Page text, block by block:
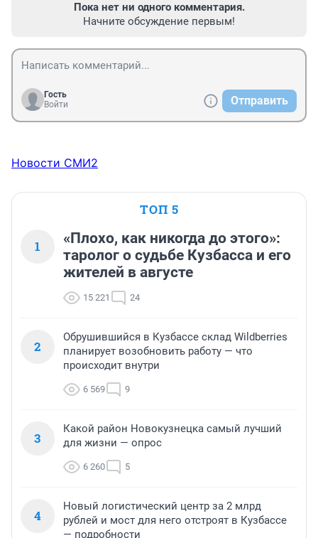
Пока нет ни одного комментария.
Начните обсуждение первым!
Гость
Войти
Отправить
Новости СМИ2
ТОП 5
1
«Плохо, как никогда до этого»:
таролог о судьбе Кузбасса и его
жителей в августе
15 221 24
2
Обрушившийся в Кузбассе склад Wildberries
планирует возобновить работу — что
происходит внутри
6 569 9
3
Какой район Новокузнецка самый лучший
для жизни — опрос
6 260 5
4
Новый логистический центр за 2 млрд
рублей и мост для него отстроят в Кузбассе
— подробности